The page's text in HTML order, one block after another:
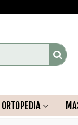
ORTOPEDIA